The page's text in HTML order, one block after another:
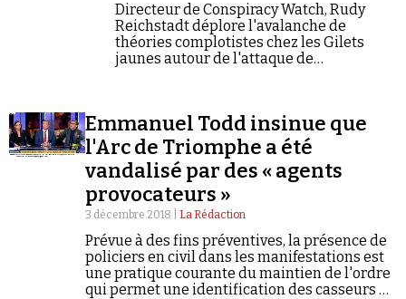
Directeur de Conspiracy Watch, Rudy
Reichstadt déplore l'avalanche de
théories complotistes chez les Gilets
jaunes autour de l'attaque de
Emmanuel Todd insinue que
l'Arc de Triomphe a été
vandalisé par des « agents
provocateurs »
3 décembre 2018 | La Rédaction
Prévue à des fins préventives, la présence de
policiers en civil dans les manifestations est
une pratique courante du maintien de l'ordre
qui permet une identification des casseurs et